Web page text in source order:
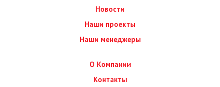
Новости
Наши проекты
Наши менеджеры
О Компании
Контакты